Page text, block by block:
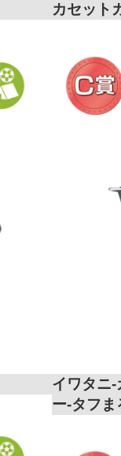
カセット
イワタニ-
ー-タフま